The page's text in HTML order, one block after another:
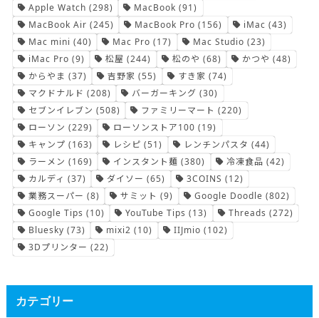
Apple Watch (298) MacBook (91)
MacBook Air (245) MacBook Pro (156) iMac (43)
Mac mini (40) Mac Pro (17) Mac Studio (23)
iMac Pro (9) 松屋 (244) 松のや (68) かつや (48)
からやま (37) 吉野家 (55) すき家 (74)
マクドナルド (208) バーガーキング (30)
セブンイレブン (508) ファミリーマート (220)
ローソン (229) ローソンストア100 (19)
キャンプ (163) レシピ (51) レンチンパスタ (44)
ラーメン (169) インスタント麺 (380) 冷凍食品 (42)
カルディ (37) ダイソー (65) 3COINS (12)
業務スーパー (8) サミット (9) Google Doodle (802)
Google Tips (10) YouTube Tips (13) Threads (272)
Bluesky (73) mixi2 (10) IIJmio (102)
3Dプリンター (22)
カテゴリー